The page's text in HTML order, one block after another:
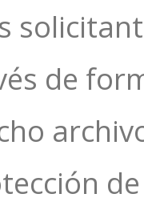
de